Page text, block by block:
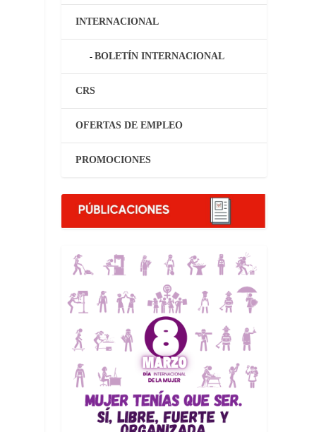
INTERNACIONAL
BOLETÍN INTERNACIONAL
CRS
OFERTAS DE EMPLEO
PROMOCIONES